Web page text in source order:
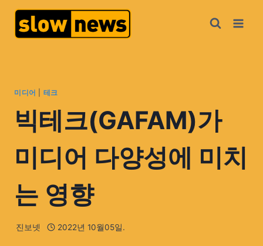
미디어 테크
빅테크(GAFAM)가
미디어 다양성에 미치
는 영향
진보넷 2022년 10월05일.